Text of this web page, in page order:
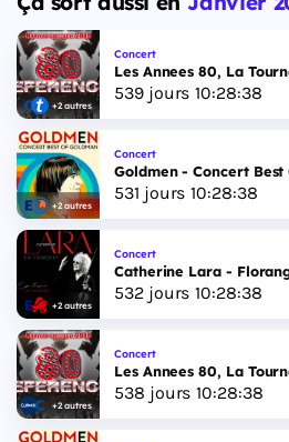
+2 autres
Concert
Les Annees 80, La
539jours 10:28:37
+2 autres
Concert
Goldmen - Concert
531 jours 10:28:37
+2 autres
Concert
Catherine Lara -
532jours 10:28:37
+2 autres
Concert
Les Annees 80, La
538 jours 10:28:37